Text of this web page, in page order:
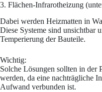
3. Flächen-Infrarotheizung
Dabei werden Heizmatten in
Diese Systeme sind unsichtbar
Temperierung der Bauteile.
Wichtig:
Solche Lösungen sollten in der
werden, da eine nachträgliche
Aufwand verbunden ist.